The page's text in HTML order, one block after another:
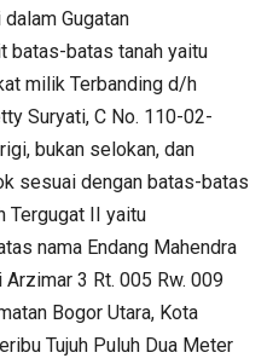
Gugatan
batas-batas tanah yaitu
milik Terbanding d/h
Suryati, C No. 110-02-
bukan selokan, dan
sesuai dengan batas-batas
Tergugat II yaitu
nama Endang Mahendra
3 Rt. 005 Rw. 009
Bogor Utara, Kota
Tujuh Puluh Dua Meter